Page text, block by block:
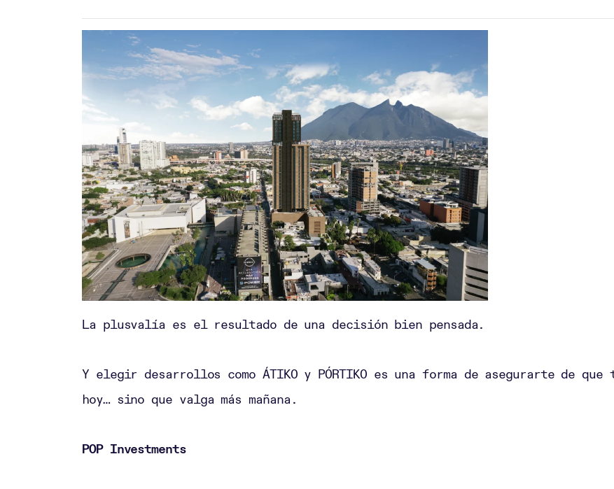
La plusvalía es el resultado de una decisión bien pensada.
Y elegir desarrollos como ÁTIKO y PÓRTIKO es una forma de asegurarte de
hoy… sino que valga más mañana.
POP Investments